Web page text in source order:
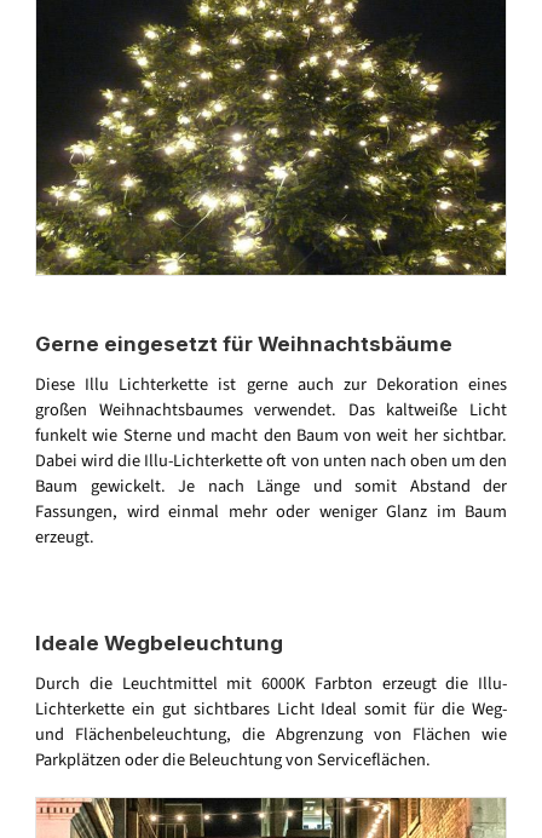
Gerne eingesetzt für Weihnachtsbäume
Diese Illu Lichterkette ist gerne auch zur Dekoration eines
großen Weihnachtsbaumes verwendet. Das kaltweiße Licht
funkelt wie Sterne und macht den Baum von weit her sichtbar.
Dabei wird die Illu-Lichterkette oft von unten nach oben um den
Baum gewickelt. Je nach Länge und somit Abstand der
Fassungen, wird einmal mehr oder weniger Glanz im Baum
erzeugt.
Ideale Wegbeleuchtung
Durch die Leuchtmittel mit 6000K Farbton erzeugt die Illu-
Lichterkette ein gut sichtbares Licht Ideal somit für die Weg-
und Flächenbeleuchtung, die Abgrenzung von Flächen wie
Parkplätzen oder die Beleuchtung von Serviceflächen.